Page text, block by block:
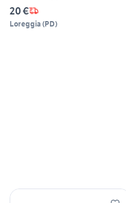
20 €
Loreggia (PD)